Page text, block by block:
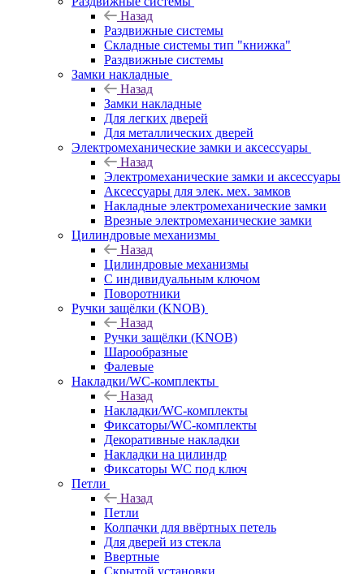
Назад
Раздвижные системы
Складные системы тип "книжка"
Раздвижные системы
Замки накладные
Назад
Замки накладные
Для легких дверей
Для металлических дверей
Электромеханические замки и аксессуары
Назад
Электромеханические замки и аксессуары
Аксессуары для элек. мех. замков
Накладные электромеханические замки
Врезные электромеханические замки
Цилиндровые механизмы
Назад
Цилиндровые механизмы
С индивидуальным ключом
Поворотники
Ручки защёлки (KNOB)
Назад
Ручки защёлки (KNOB)
Шарообразные
Фалевые
Накладки/WC-комплекты
Назад
Накладки/WC-комплекты
Фиксаторы/WC-комплекты
Декоративные накладки
Накладки на цилиндр
Фиксаторы WC под ключ
Петли
Назад
Петли
Колпачки для ввёртных петель
Для дверей из стекла
Ввертные
Скрытой установки